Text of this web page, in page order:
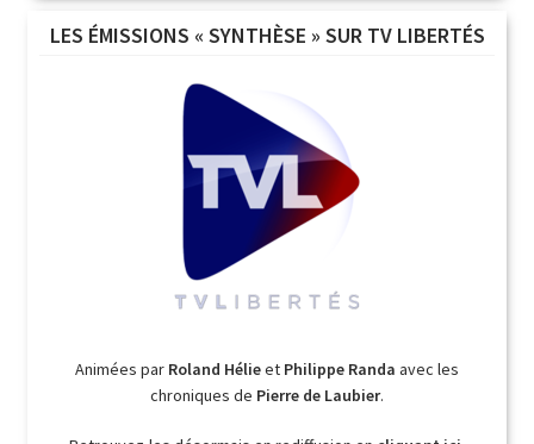
LES ÉMISSIONS « SYNTHÈSE » SUR TV LIBERTÉS
Animées par Roland Hélieet Philippe Randa avec les
chroniques de Pierre de Laubier.